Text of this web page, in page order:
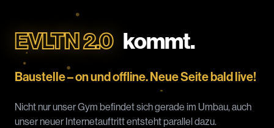
EVLTN 2.0 kommt.
Baustelle – on und offline. Neue Seite bald live!
Nicht nur unser Gym befindet sich gerade im Umbau, auch
unser neuer Internetauftritt entsteht parallel dazu.